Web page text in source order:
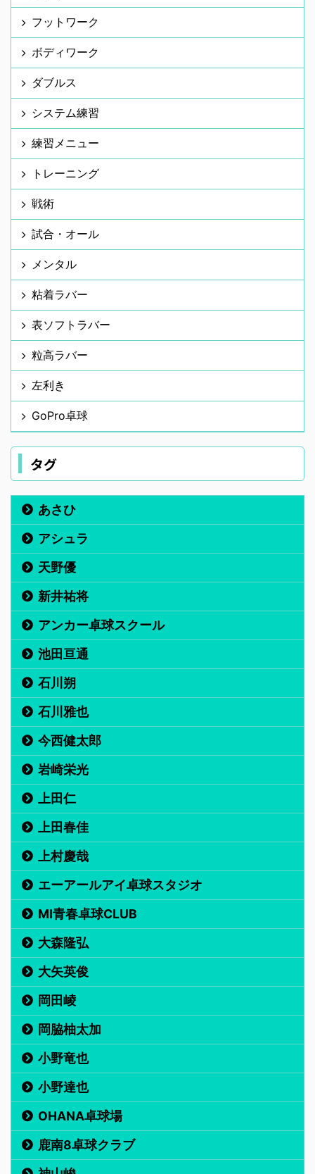
フットワーク
ボディワーク
ダブルス
システム練習
練習メニュー
トレーニング
戦術
試合・オール
メンタル
粘着ラバー
表ソフトラバー
粒高ラバー
左利き
GoPro卓球
タグ
あさひ
アシュラ
天野優
新井祐将
アンカー卓球スクール
池田亘通
石川朔
石川雅也
今西健太郎
岩崎栄光
上田仁
上田春佳
上村慶哉
エーアールアイ卓球スタジオ
MI青春卓球CLUB
大森隆弘
大矢英俊
岡田崚
岡脇柚太加
小野竜也
小野達也
OHANA卓球場
鹿南8卓球クラブ